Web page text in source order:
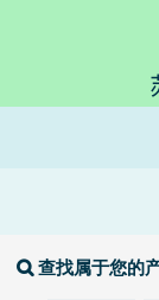
查找属于您的